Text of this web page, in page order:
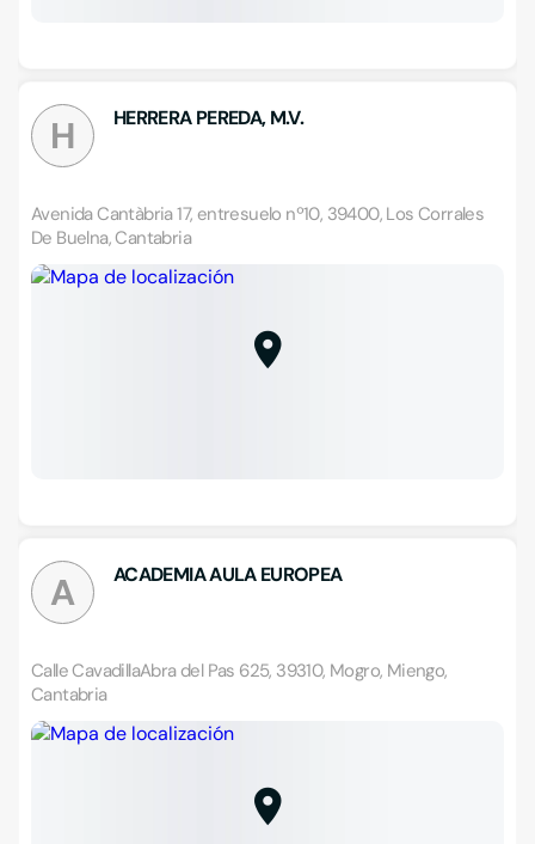
H HERRERA PEREDA, M.V.
Avenida Cantàbria 17, entresuelo nº10, 39400, Los Corrales
De Buelna, Cantabria
A ACADEMIA AULA EUROPEA
Calle CavadillaAbra del Pas 625, 39310, Mogro, Miengo,
Cantabria